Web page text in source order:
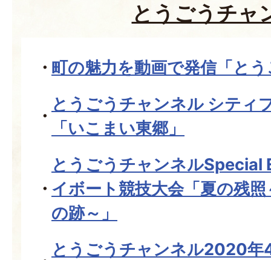
とうごうチャ
町の魅力を動画で発信「と
とうごうチャンネル シティ
「いこまい東郷」
とうごうチャンネルSpecial
イボート競技大会「夏の残
の跡～」
とうごうチャンネル2020年